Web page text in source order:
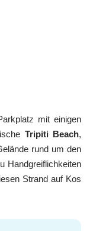
mit einigen
Tripiti Beach,
rund um den
Handgreiflichkeiten
Strand auf Kos